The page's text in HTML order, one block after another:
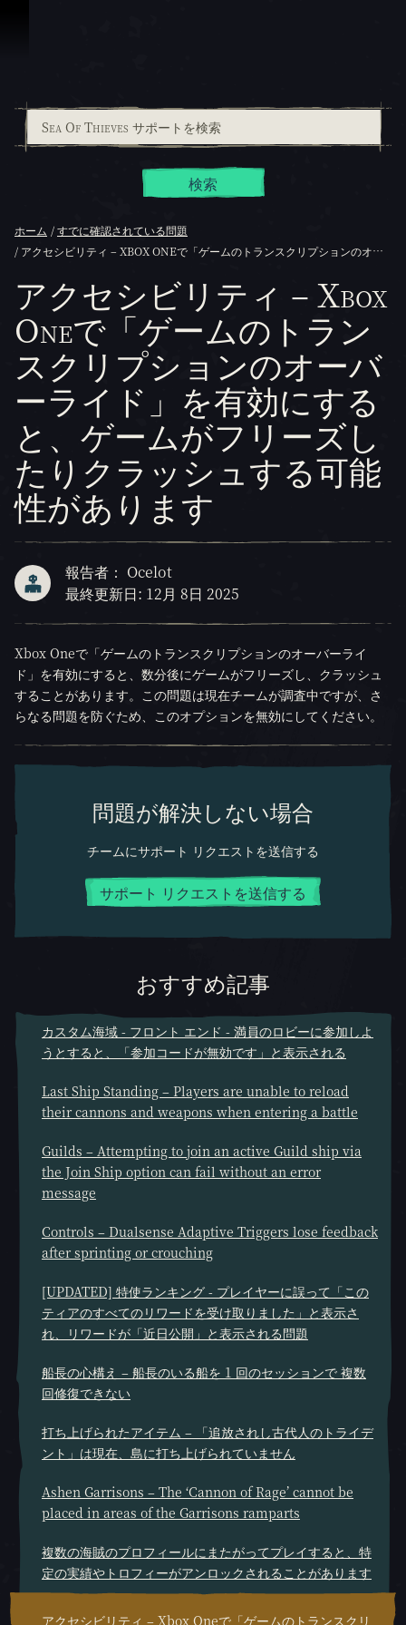
検索
ホーム
すでに確認されている問題
アクセシビリティ – XBOX ONEで「ゲームのトランスクリプションのオーバーライド」を有効にすると、ゲームがフリーズしたりクラッシュする可能性があります
アクセシビリティ – Xbox
Oneで「ゲームのトラン
スクリプションのオーバ
ーライド」を有効にする
と、ゲームがフリーズし
たりクラッシュする可能
性があります
報告者： Ocelot
最終更新日: 12月 8日 2025
Xbox Oneで「ゲームのトランスクリプションのオーバーライ
ド」を有効にすると、数分後にゲームがフリーズし、クラッシュ
することがあります。この問題は現在チームが調査中ですが、さ
らなる問題を防ぐため、このオプションを無効にしてください。
問題が解決しない場合
チームにサポート リクエストを送信する
サポート リクエストを送信する
おすすめ記事
カスタム海域 - フロント エンド - 満員のロビーに参加しよ
うとすると、「参加コードが無効です」と表示される
Last Ship Standing – Players are unable to reload
their cannons and weapons when entering a battle
Guilds – Attempting to join an active Guild ship via
the Join Ship option can fail without an error
message
Controls – Dualsense Adaptive Triggers lose feedback
after sprinting or crouching
[UPDATED] 特使ランキング - プレイヤーに誤って「この
ティアのすべてのリワードを受け取りました」と表示さ
れ、リワードが「近日公開」と表示される問題
船長の心構え – 船長のいる船を 1 回のセッションで 複数
回修復できない
打ち上げられたアイテム – 「追放されし古代人のトライデ
ント」は現在、島に打ち上げられていません
Ashen Garrisons – The ‘Cannon of Rage’ cannot be
placed in areas of the Garrisons ramparts
複数の海賊のプロフィールにまたがってプレイすると、特
定の実績やトロフィーがアンロックされることがあります
アクセシビリティ – Xbox Oneで「ゲームのトランスクリ